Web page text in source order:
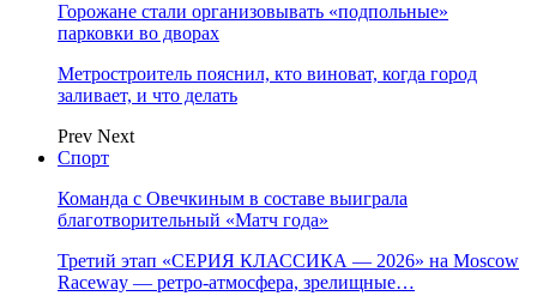
Горожане стали организовывать «подпольные»
парковки во дворах
Метростроитель пояснил, кто виноват, когда город
заливает, и что делать
Prev Next
Спорт
Команда с Овечкиным в составе выиграла
благотворительный «Матч года»
Третий этап «СЕРИЯ КЛАССИКА — 2026» на Moscow
Raceway — ретро‑атмосфера, зрелищные…